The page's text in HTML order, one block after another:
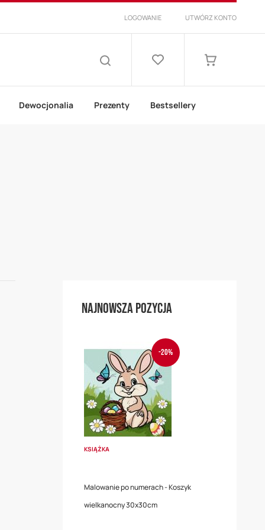
LOGOWANIE UTWÓRZ KONTO
Lista
Dewocjonalia Prezenty Bestsellery
Najnowsza pozycja
-20%
KSIĄŻKA
Malowanie po numerach - Koszyk
wielkanocny 30x30cm